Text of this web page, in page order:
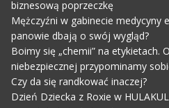
biznesową poprzeczkę
Mężczyźni w gabinecie medycyny
panowie dbają o swój wygląd?
Boimy się „chemii” na etykietach.
niebezpiecznej przypominamy
Czy da się randkować inaczej?
Dzień Dziecka z Roxie w